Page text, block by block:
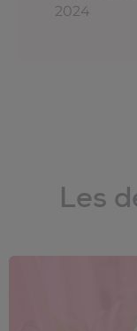
2024
Les